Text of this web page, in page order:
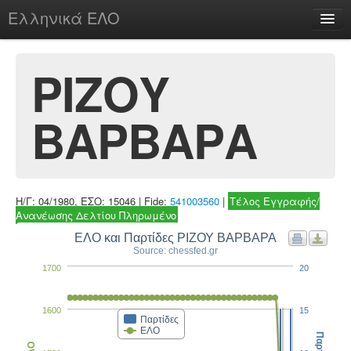
Ελληνικά ΕΛΟ
chesstu.be @ discord
Login
ΡΙΖΟΥ
ΒΑΡΒΑΡΑ
Η/Γ: 04/1980, ΕΣΟ: 15046 | Fide: 541003560 | Τέλος Εγγραφής/
Ανανέωσης Δελτίου Πληρωμένο
ΕΛΟ και Παρτίδες ΡΙΖΟΥ ΒΑΡΒΑΡΑ
Source: chessfed.gr
Παρτίδες
ΕΛΟ
1600
1700
15
20